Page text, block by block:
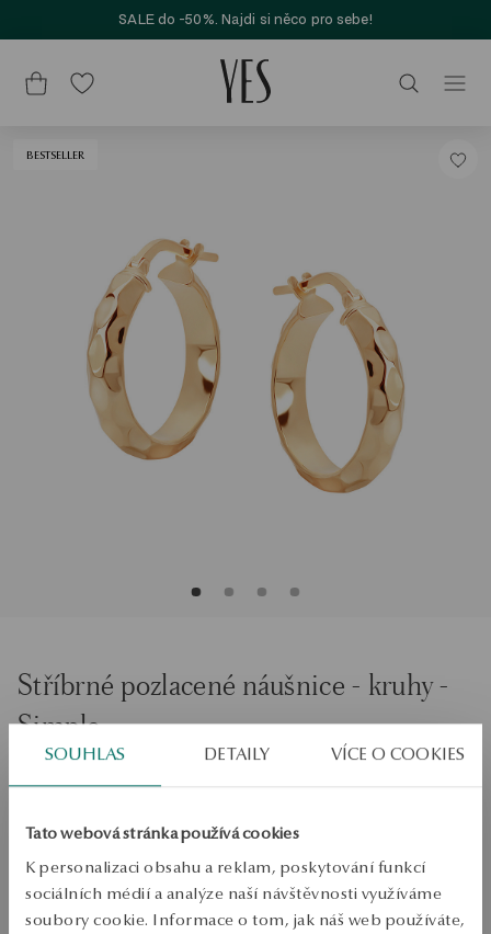
SOUHLAS DETAILY VÍCE O COOKIES
Tato webová stránka používá cookies
K personalizaci obsahu a reklam, poskytování funkcí
sociálních médií a analýze naší návštěvnosti využíváme
soubory cookie. Informace o tom, jak náš web používáte,
SALE do -50%. Najdi si něco pro sebe!
BESTSELLER
Stříbrné pozlacené náušnice - kruhy -
Simple
Odeslání:1pracovní dny
Doprava zdarma od 1700 Kč